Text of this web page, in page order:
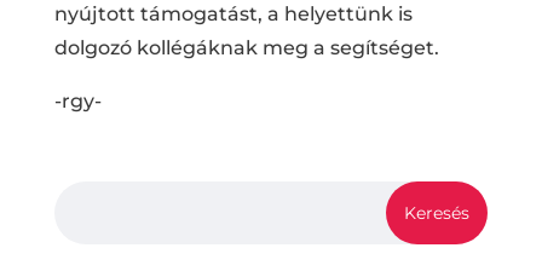
nyújtott támogatást, a helyettünk is
dolgozó kollégáknak meg a segítséget.
-rgy-